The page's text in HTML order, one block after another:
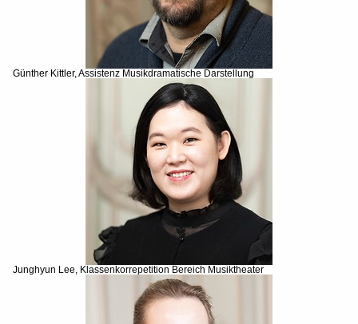
Günther Kittler, Assistenz Musikdramatische Darstellung
Junghyun Lee, Klassenkorrepetition Bereich Musiktheater